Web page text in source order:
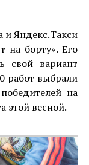
и Яндекс.Такси
на борту». Его
свой вариант
работ выбрали
на
этой весной.